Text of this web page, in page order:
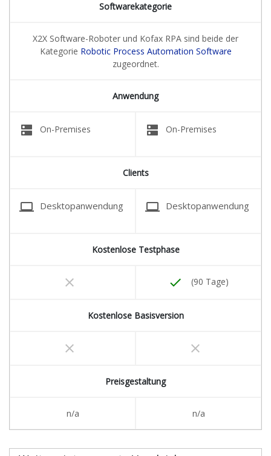
Softwarekategorie
X2X Software-Roboter und Kofax RPA sind beide der
Kategorie Robotic Process Automation Software
zugeordnet.
Anwendung
dns On-Premises dns On-Premises
Clients
laptop Desktopanwendung laptop Desktopanwendung
Kostenlose Testphase
clear done (90 Tage)
Kostenlose Basisversion
clear clear
Preisgestaltung
n/a n/a